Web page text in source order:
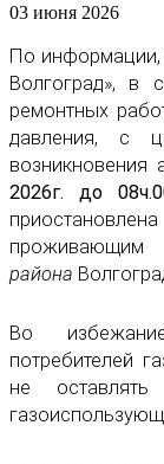
03 июня 2026
По информации,
Волгоград», в
ремонтных
давления, с
возникновения
2026г. до
района
Во
потребителей
не